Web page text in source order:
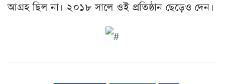
আগ্রহ ছিল না। ২০১৮ সালে ওই প্রতিষ্ঠান ছেড়েও দেন।